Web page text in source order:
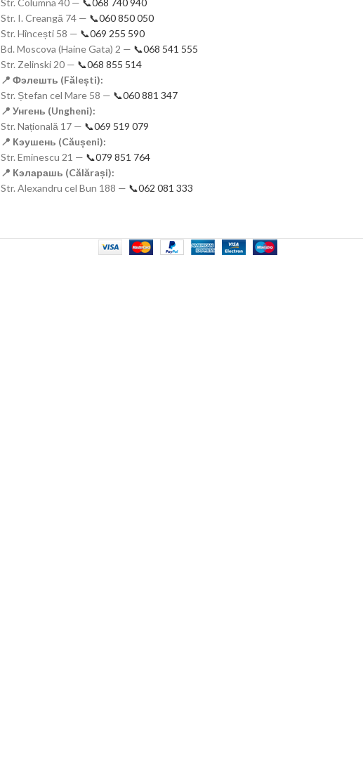
Str. Columna 40 — 📞068 740 940
Str. I. Creangă 74 — 📞060 850 050
Str. Hîncești 58 — 📞069 255 590
Bd. Moscova (Haine Gata) 2 — 📞068 541 555
Str. Zelinski 20 — 📞068 855 514
📍 Фэлешть (Fălești):
Str. Ștefan cel Mare 58 — 📞060 881 347
📍 Унгень (Ungheni):
Str. Națională 17 — 📞069 519 079
📍 Кэушень (Căușeni):
Str. Eminescu 21 — 📞079 851 764
📍 Кэларашь (Călărași):
Str. Alexandru cel Bun 188 — 📞062 081 333